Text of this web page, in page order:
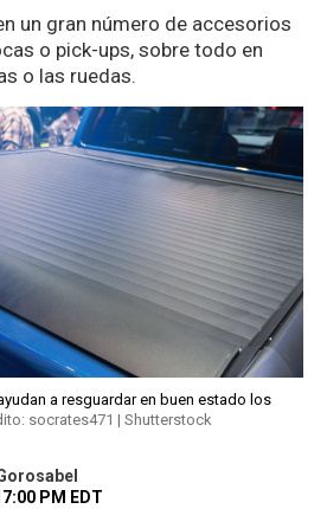
un gran número de accesorios
o pick-ups, sobre todo en
o las ruedas.
a resguardar en buen estado los
socrates471 | Shutterstock
PM EDT